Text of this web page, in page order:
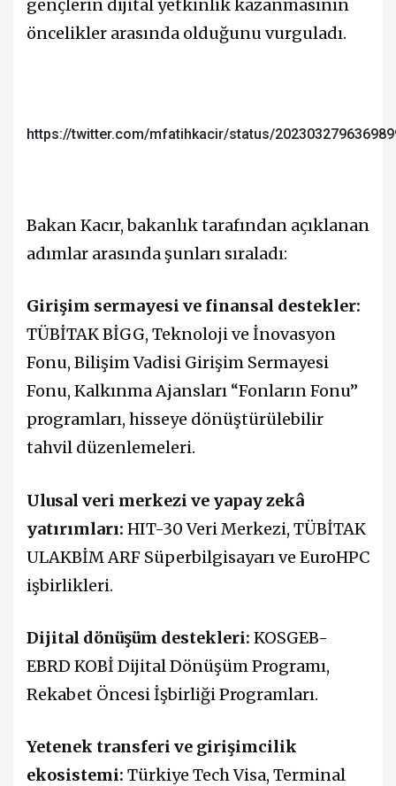
gençlerin dijital yetkinlik kazanmasının
öncelikler arasında olduğunu vurguladı.
https://twitter.com/mfatihkacir/status/
Bakan Kacır, bakanlık tarafından açıklanan
adımlar arasında şunları sıraladı:
Girişim sermayesi ve finansal destekler:
TÜBİTAK BİGG, Teknoloji ve İnovasyon
Fonu, Bilişim Vadisi Girişim Sermayesi
Fonu, Kalkınma Ajansları “Fonların Fonu”
programları, hisseye dönüştürülebilir
tahvil düzenlemeleri.
Ulusal veri merkezi ve yapay zekâ
yatırımları: HIT-30 Veri Merkezi, TÜBİTAK
ULAKBİM ARF Süperbilgisayarı ve EuroHPC
işbirlikleri.
Dijital dönüşüm destekleri: KOSGEB-
EBRD KOBİ Dijital Dönüşüm Programı,
Rekabet Öncesi İşbirliği Programları.
Yetenek transferi ve girişimcilik
ekosistemi: Türkiye Tech Visa, Terminal